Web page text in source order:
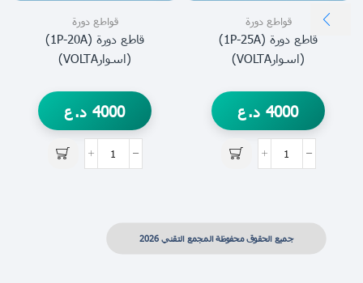
قواطع دورة
قاطع دورة (1P-25A)
(اسوارVOLTA)
4000 د.ع
قواطع دورة
قاطع دورة (1P-20A)
(اسوارVOLTA)
4000 د.ع
جميع الحقوق محفوظة المجمع التقني 2026